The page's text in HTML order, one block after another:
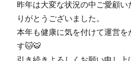
昨年は大変な状況の中ご愛顧い
りがとうございました。
本年も健康に気を付けて運営を
す🐱🐯